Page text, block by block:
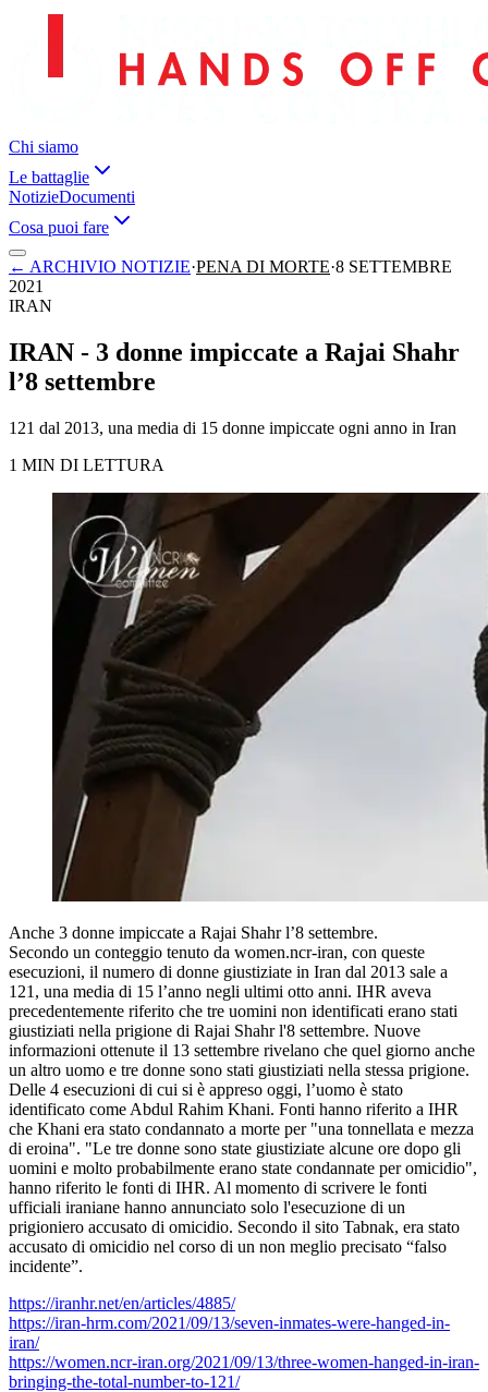
Chi siamo
Le battaglie
NotizieDocumenti
Cosa puoi fare
← ARCHIVIO NOTIZIE·PENA DI MORTE·8 SETTEMBRE
2021
IRAN
IRAN - 3 donne impiccate a Rajai Shahr
l’8 settembre
121 dal 2013, una media di 15 donne impiccate ogni anno in Iran
1 MIN DI LETTURA
Anche 3 donne impiccate a Rajai Shahr l’8 settembre.
Secondo un conteggio tenuto da women.ncr-iran, con queste
esecuzioni, il numero di donne giustiziate in Iran dal 2013 sale a
121, una media di 15 l’anno negli ultimi otto anni. IHR aveva
precedentemente riferito che tre uomini non identificati erano stati
giustiziati nella prigione di Rajai Shahr l'8 settembre. Nuove
informazioni ottenute il 13 settembre rivelano che quel giorno anche
un altro uomo e tre donne sono stati giustiziati nella stessa prigione.
Delle 4 esecuzioni di cui si è appreso oggi, l’uomo è stato
identificato come Abdul Rahim Khani. Fonti hanno riferito a IHR
che Khani era stato condannato a morte per "una tonnellata e mezza
di eroina". "Le tre donne sono state giustiziate alcune ore dopo gli
uomini e molto probabilmente erano state condannate per omicidio",
hanno riferito le fonti di IHR. Al momento di scrivere le fonti
ufficiali iraniane hanno annunciato solo l'esecuzione di un
prigioniero accusato di omicidio. Secondo il sito Tabnak, era stato
accusato di omicidio nel corso di un non meglio precisato “falso
incidente”.
https://iranhr.net/en/articles/4885/
https://iran-hrm.com/2021/09/13/seven-inmates-were-hanged-in-
iran/
https://women.ncr-iran.org/2021/09/13/three-women-hanged-in-iran-
bringing-the-total-number-to-121/